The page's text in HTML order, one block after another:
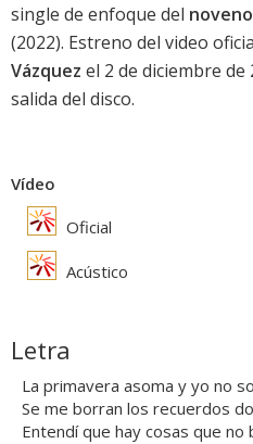
single de enfoque del
(2022). Estreno del video
Vázquez el 2 de diciembre de
salida del disco.
Vídeo
Oficial
Acústico
Letra
La primavera asoma y yo no
Se me borran los recuerdos
Entendí que hay cosas que